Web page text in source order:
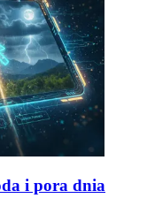
i pora dnia